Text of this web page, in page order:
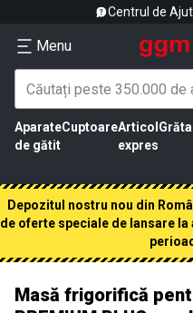
Centrul de
Menu
Aparate
de gătit
CuptoareArticol
expres
Depozitul nostru nou din
de oferte speciale de lansare
Masă frigorifică